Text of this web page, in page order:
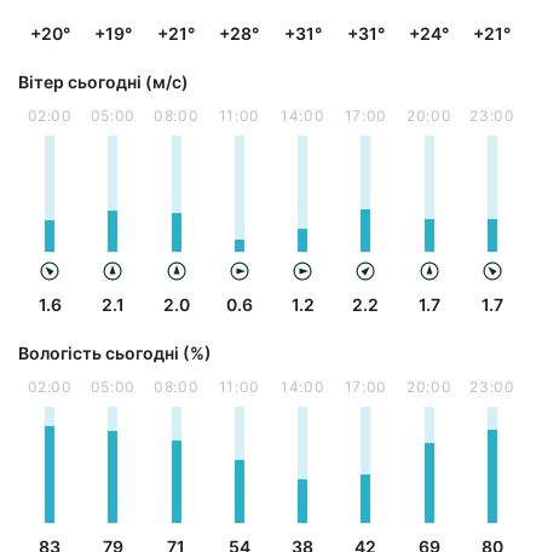
+20° +19° +21° +28° +31° +31° +24° +21°
Вітер сьогодні (м/с)
02:00
1.6
05:00
2.1
08:00
2.0
11:00
0.6
14:00
1.2
17:00
2.2
20:00
1.7
23:00
1.7
Вологість сьогодні (%)
02:00
83
05:00
79
08:00
71
11:00
54
14:00
38
17:00
42
20:00
69
23:00
80